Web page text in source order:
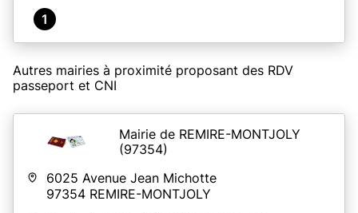
1
Autres mairies à proximité proposant des RDV
passeport et CNI
Mairie de REMIRE-MONTJOLY
(97354)
6025 Avenue Jean Michotte
97354 REMIRE-MONTJOLY